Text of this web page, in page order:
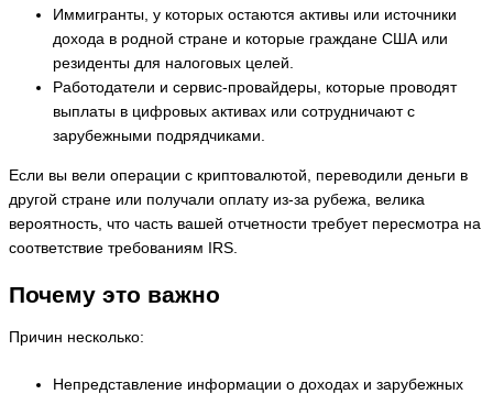
Иммигранты, у которых остаются активы или источники
дохода в родной стране и которые граждане США или
резиденты для налоговых целей.
Работодатели и сервис-провайдеры, которые проводят
выплаты в цифровых активах или сотрудничают с
зарубежными подрядчиками.
Если вы вели операции с криптовалютой, переводили деньги в
другой стране или получали оплату из-за рубежа, велика
вероятность, что часть вашей отчетности требует пересмотра на
соответствие требованиям IRS.
Почему это важно
Причин несколько:
Непредставление информации о доходах и зарубежных